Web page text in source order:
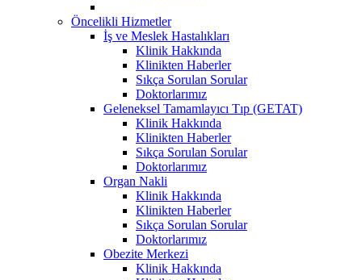
Öncelikli Hizmetler
İş ve Meslek Hastalıkları
Klinik Hakkında
Klinikten Haberler
Sıkça Sorulan Sorular
Doktorlarımız
Geleneksel Tamamlayıcı Tıp (GETAT)
Klinik Hakkında
Klinikten Haberler
Sıkça Sorulan Sorular
Doktorlarımız
Organ Nakli
Klinik Hakkında
Klinikten Haberler
Sıkça Sorulan Sorular
Doktorlarımız
Obezite Merkezi
Klinik Hakkında